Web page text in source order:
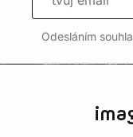
Odesláním